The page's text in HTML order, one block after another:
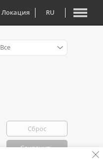
Локация RU
Сброс
Сохранить
Все